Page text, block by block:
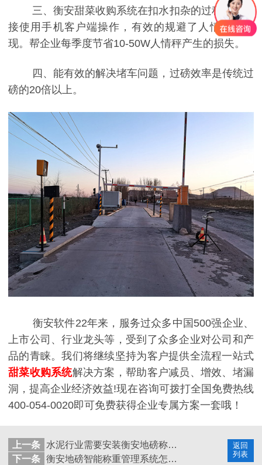
三、衡安甜菜收购系统在扣水扣杂的过程中，直
接使用手机客户端操作，有效的规避了人情秤的出
现。帮企业每季度节省10-50W人情秤产生的损失。
四、能有效的解决堵车问题，过磅效率是传统过
磅的20倍以上。
衡安软件22年来，服务过众多中国500强企业、
上市公司、行业龙头等，受到了众多企业对公司和产
品的青睐。我们将继续坚持为客户提供全流程一站式
甜菜收购系统解决方案，帮助客户减员、增效、堵漏
洞，提高企业经济效益!现在咨询可拨打全国免费热线
400-054-0020即可免费获得企业专属方案一套哦！
返回
列表
上一条
水泥行业需要安装衡安地磅称重系统吗？
下一条
衡安地磅智能称重管理系统怎么实现智能称重？